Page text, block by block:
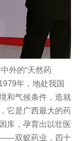
外的“天然药
年，地处我国
和气候条件，造就
它是广西最大的药
库，孕育出以壮医
——双蚁药业，四十